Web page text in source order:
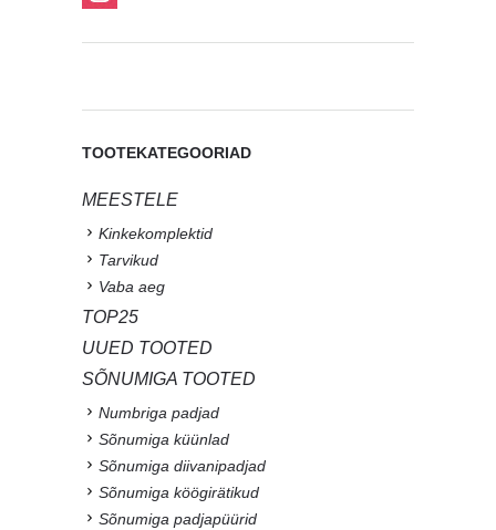
TOOTEKATEGOORIAD
MEESTELE
Kinkekomplektid
Tarvikud
Vaba aeg
TOP25
UUED TOOTED
SÕNUMIGA TOOTED
Numbriga padjad
Sõnumiga küünlad
Sõnumiga diivanipadjad
Sõnumiga köögirätikud
Sõnumiga padjapüürid